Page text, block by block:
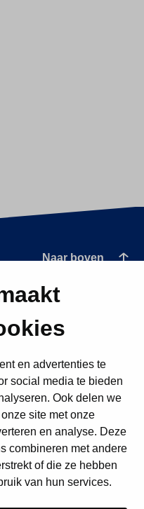
en advertenties te
social media te bieden
Ook delen we
site met onze
en analyse. Deze
combineren met andere
of die ze hebben
van hun services.
Naar boven